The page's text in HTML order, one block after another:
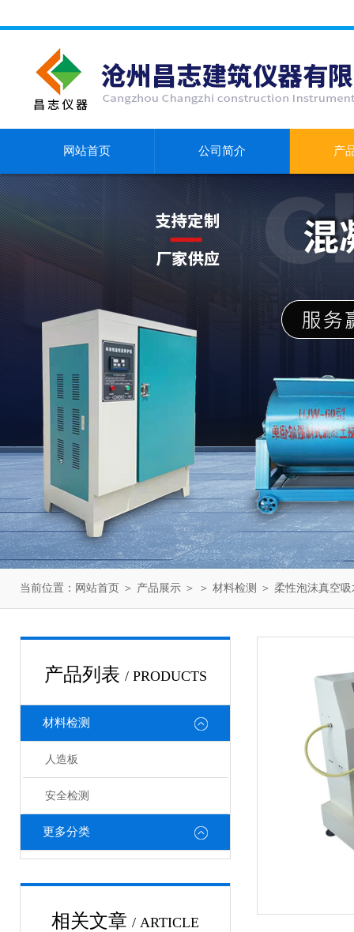
网站首页 公司简介 产
当前位置： 网站首页 ＞ 产品展示 ＞ ＞ 材料检测 ＞ 柔性泡沫真空
产品列表 / PRODUCTS
材料检测
人造板
安全检测
更多分类
相关文章 / ARTICLE